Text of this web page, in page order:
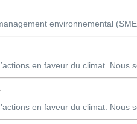
environnemental
en faveur du climat. Nous
en faveur du climat. Nous